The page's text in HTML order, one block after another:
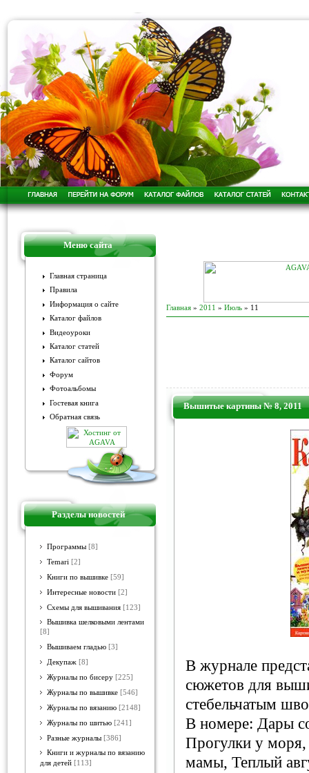
Меню сайта
Главная страница
Правила
Информация о сайте
Каталог файлов
Видеоуроки
Каталог статей
Каталог сайтов
Форум
Фотоальбомы
Гостевая книга
Обратная связь
Разделы новостей
Программы [8]
Temari [2]
Книги по вышивке [59]
Интересные новости [2]
Схемы для вышивания [123]
Вышивка шелковыми лентами
[8]
Вышиваем гладью [3]
Декупаж [8]
Журналы по бисеру [225]
Журналы по вышивке [546]
Журналы по вязанию [2148]
Журналы по шитью [241]
Разные журналы [386]
Книги и журналы по вязанию
для детей [113]
Главная » 2011 » Июль » 11
Вышитые картины № 8, 2011
В журнале
сюжетов для
стебельчатым
В номере: Дары
Прогулки у
мамы, Теплый